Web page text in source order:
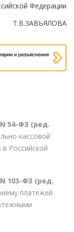
Федерации
Т.В.ЗАВЬЯЛОВА
54-ФЗ (ред.
кассовой
Российской
103-ФЗ (ред.
платежей